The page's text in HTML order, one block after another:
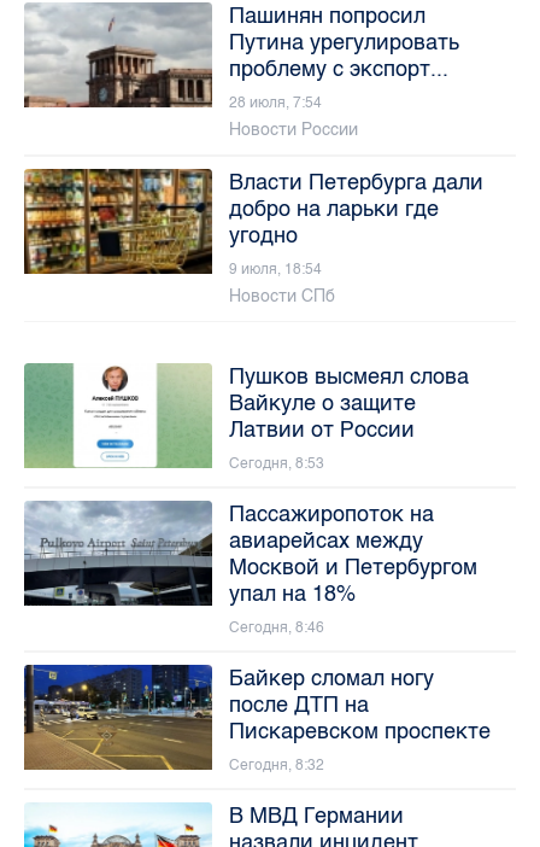
Пашинян попросил
Путина урегулировать
проблему с экспорт...
28 июля, 7:54
Новости России
Власти Петербурга дали
добро на ларьки где
угодно
9 июля, 18:54
Новости СПб
Пушков высмеял слова
Вайкуле о защите
Латвии от России
Сегодня, 8:53
Пассажиропоток на
авиарейсах между
Москвой и Петербургом
упал на 18%
Сегодня, 8:46
Байкер сломал ногу
после ДТП на
Пискаревском проспекте
Сегодня, 8:32
В МВД Германии
назвали инцидент